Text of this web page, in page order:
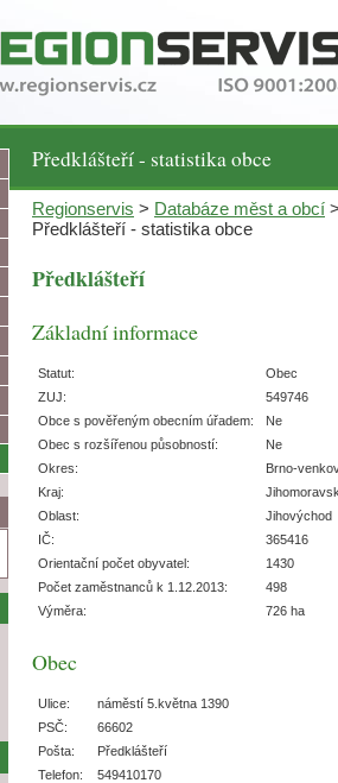
Předklášteří - statistika obce
Regionservis > Databáze měst a obcí
Předklášteří - statistika obce
Předklášteří
Základní informace
Statut:
Obec
ZUJ:
549746
Obce s pověřeným obecním úřadem:
Ne
Obec s rozšířenou působností:
Ne
Okres:
Brno-
Kraj:
Oblast:
Jihovýchod
IČ:
365416
Orientační počet obyvatel:
1430
Počet zaměstnanců k 1.12.2013:
498
Výměra:
726 ha
Obec
Ulice:
náměstí 5.května 1390
PSČ:
66602
Pošta:
Předklášteří
Telefon:
549410170